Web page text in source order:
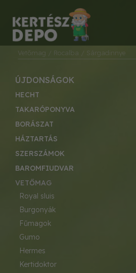
Vetőmag / Rocalba / Sárgadinnye
ÚJDONSÁGOK
HECHT
TAKARÓPONYVA
BORÁSZAT
HÁZTARTÁS
SZERSZÁMOK
BAROMFIUDVAR
VETŐMAG
royal sluis
burgonyák
fűmagok
gumo
hermes
kertidoktor